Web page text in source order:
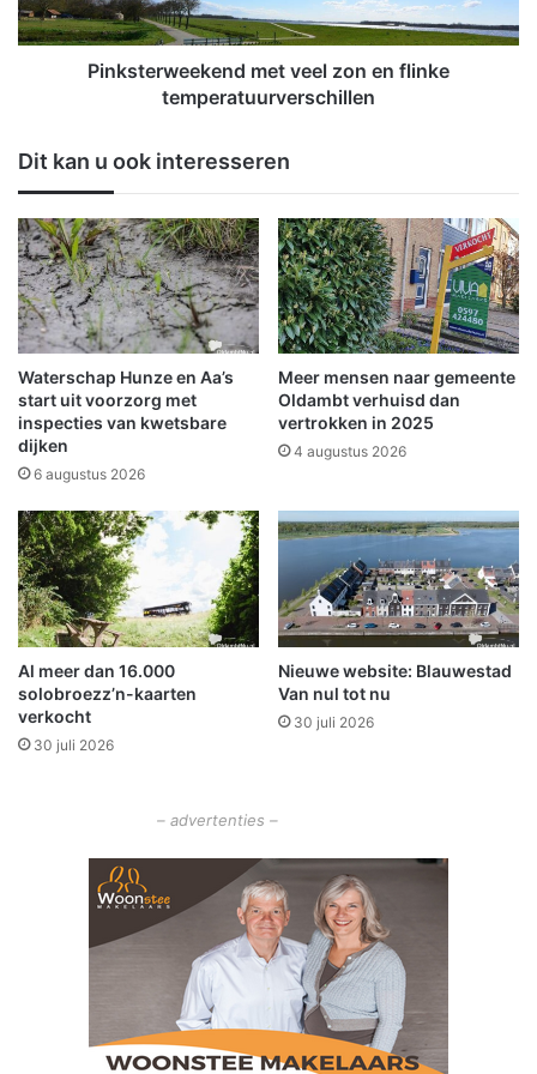
n
t
a
n
a
f
2
2
m
e
i
b
i
j
R
V
N
o
o
r
d
r
w
n
d
m
e
t
v
e
e
l
z
o
n
e
f
l
i
n
k
e
t
e
m
p
Pinksterweekend met veel zon en flinke
temperatuurverschillen
Dit kan u ook interesseren
Waterschap Hunze en Aa’s
start uit voorzorg met
inspecties van kwetsbare
dijken
6 augustus 2026
Meer mensen naar gemeente
Oldambt verhuisd dan
vertrokken in 2025
4 augustus 2026
Al meer dan 16.000
solobroezz’n-kaarten
verkocht
30 juli 2026
Nieuwe website: Blauwestad
Van nul tot nu
30 juli 2026
– advertenties –